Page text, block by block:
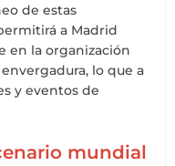
de estas
a Madrid
en la organización
lo que a
y eventos de
mundial